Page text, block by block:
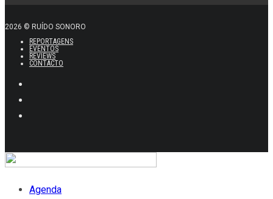
2026 © RUÍDO SONORO
REPORTAGENS
EVENTOS
REVIEWS
CONTACTO
Agenda